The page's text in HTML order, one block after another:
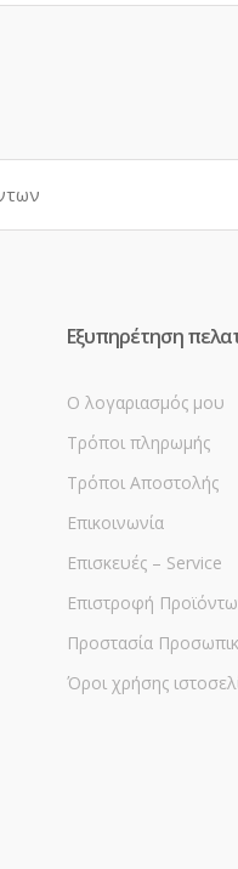
Εξυπηρέτηση
Ο λογαριασμός μου
Τρόποι πληρωμής
Τρόποι Αποστολής
Επικοινωνία
Επισκευές – Service
Επιστροφή
Προστασία
Όροι χρήσης